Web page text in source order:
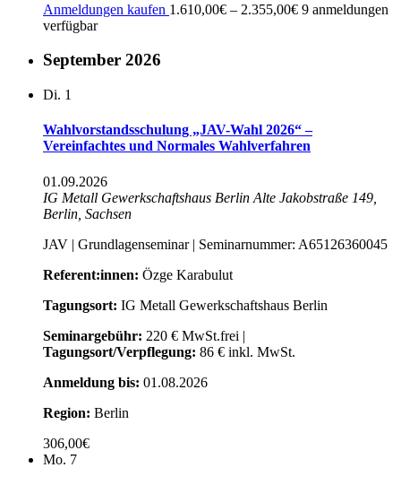
Anmeldungen kaufen 1.610,00€ – 2.355,00€ 9 anmeldungen
verfügbar
September 2026
Di. 1
Wahlvorstandsschulung „JAV-Wahl 2026“ –
Vereinfachtes und Normales Wahlverfahren
01.09.2026
IG Metall Gewerkschaftshaus Berlin Alte Jakobstraße 149,
Berlin, Sachsen
JAV | Grundlagenseminar | Seminarnummer: A65126360045
Referent:innen: Özge Karabulut
Tagungsort: IG Metall Gewerkschaftshaus Berlin
Seminargebühr: 220 € MwSt.frei |
Tagungsort/Verpflegung: 86 € inkl. MwSt.
Anmeldung bis: 01.08.2026
Region: Berlin
306,00€
Mo. 7